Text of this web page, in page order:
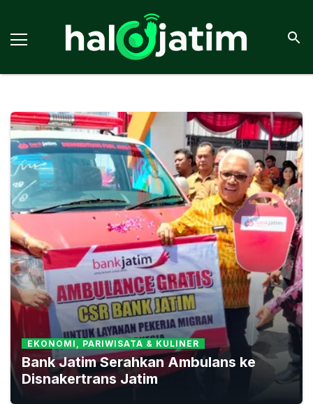
EKONOMI, PARIWISATA & KULINER
Bank Jatim Serahkan Ambulans ke
Disnakertrans Jatim